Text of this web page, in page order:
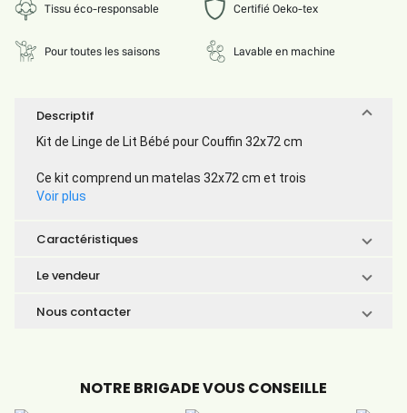
Tissu éco-responsable Certifié Oeko-tex
Pour toutes les saisons Lavable en machine
Descriptif
Kit de Linge de Lit Bébé pour Couffin 32x72 cm
Ce kit comprend un matelas 32x72 cm et trois
Voir plus
Caractéristiques
Le vendeur
Nous contacter
NOTRE BRIGADE VOUS CONSEILLE